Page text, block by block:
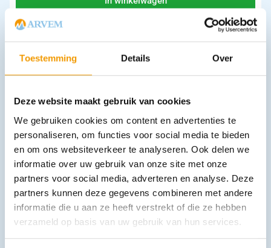
Toestemming Details Over
Deze website maakt gebruik van cookies
We gebruiken cookies om content en advertenties te
personaliseren, om functies voor social media te bieden
en om ons websiteverkeer te analyseren. Ook delen we
informatie over uw gebruik van onze site met onze
partners voor social media, adverteren en analyse. Deze
partners kunnen deze gegevens combineren met andere
informatie die u aan ze heeft verstrekt of die ze hebben
verzameld op basis van uw gebruik van hun services.
Valeriaan extra sterk 125 mg doosje 50 tablletten
€5,44 incl. btw
4.99 excl. btw
In winkelwagen
Uitverkocht